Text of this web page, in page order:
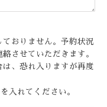
おりません。予約状況
させていただきます。
は、恐れ入りますが再度
入れてください。